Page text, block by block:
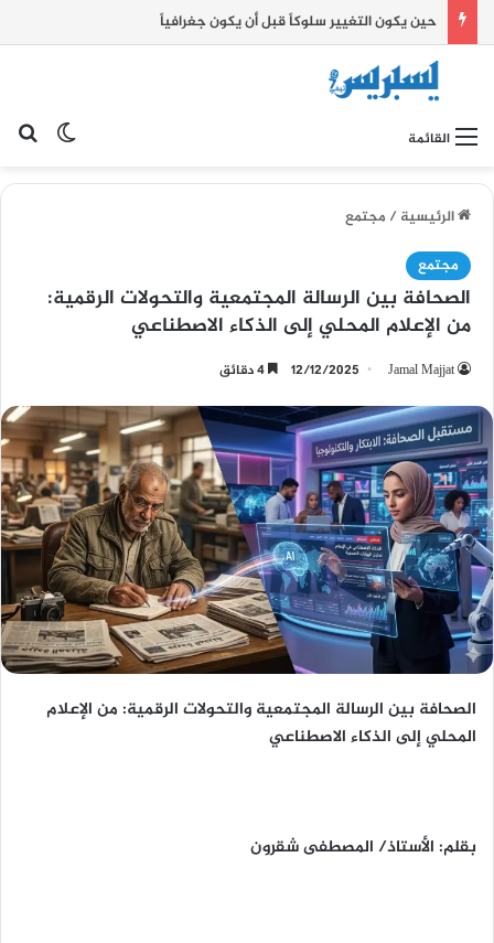
حين يكون التغيير سلوكاً قبل أن يكون جغرافياً
القائمة
الرئيسية/مجتمع
مجتمع
الصحافة بين الرسالة المجتمعية والتحولات الرقمية:
من الإعلام المحلي إلى الذكاء الاصطناعي
Jamal Majjat
12/12/2025
الصحافة بين الرسالة المجتمعية والتحولات الرقمية: من الإعلام
المحلي إلى الذكاء الاصطناعي
بقلم: الأستاذ/ المصطفى شقرون